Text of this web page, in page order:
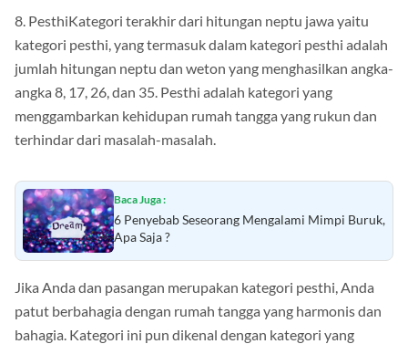
8. PesthiKategori terakhir dari hitungan neptu jawa yaitu
kategori pesthi, yang termasuk dalam kategori pesthi adalah
jumlah hitungan neptu dan weton yang menghasilkan angka-
angka 8, 17, 26, dan 35. Pesthi adalah kategori yang
menggambarkan kehidupan rumah tangga yang rukun dan
terhindar dari masalah-masalah.
Baca Juga :
6 Penyebab Seseorang Mengalami Mimpi Buruk,
Apa Saja ?
Jika Anda dan pasangan merupakan kategori pesthi, Anda
patut berbahagia dengan rumah tangga yang harmonis dan
bahagia. Kategori ini pun dikenal dengan kategori yang